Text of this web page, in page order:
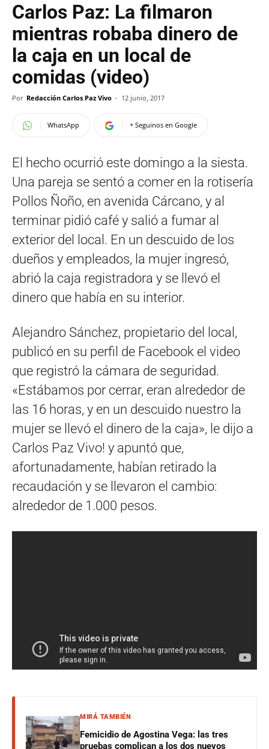
Carlos Paz: La filmaron
mientras robaba dinero de
la caja en un local de
comidas (video)
Por Redacción Carlos Paz Vivo - 12 junio, 2017
WhatsApp + Seguinos en Google
El hecho ocurrió este domingo a la siesta.
Una pareja se sentó a comer en la rotisería
Pollos Ñoño, en avenida Cárcano, y al
terminar pidió café y salió a fumar al
exterior del local. En un descuido de los
dueños y empleados, la mujer ingresó,
abrió la caja registradora y se llevó el
dinero que había en su interior.
Alejandro Sánchez, propietario del local,
publicó en su perfil de Facebook el video
que registró la cámara de seguridad.
«Estábamos por cerrar, eran alrededor de
las 16 horas, y en un descuido nuestro la
mujer se llevó el dinero de la caja», le dijo a
Carlos Paz Vivo! y apuntó que,
afortunadamente, habían retirado la
recaudación y se llevaron el cambio:
alrededor de 1.000 pesos.
MIRÁ TAMBIÉN
Femicidio de Agostina Vega: las tres
pruebas complican a los dos nuevos